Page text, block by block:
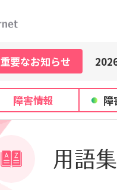
重要なお知らせ
障害情報 障
用語集